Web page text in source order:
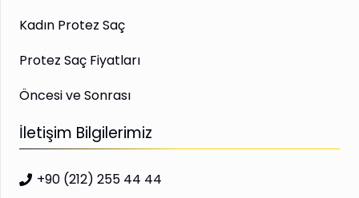
Kadın Protez Saç
Protez Saç Fiyatları
Öncesi ve Sonrası
İletişim Bilgilerimiz
+90 (212) 255 44 44